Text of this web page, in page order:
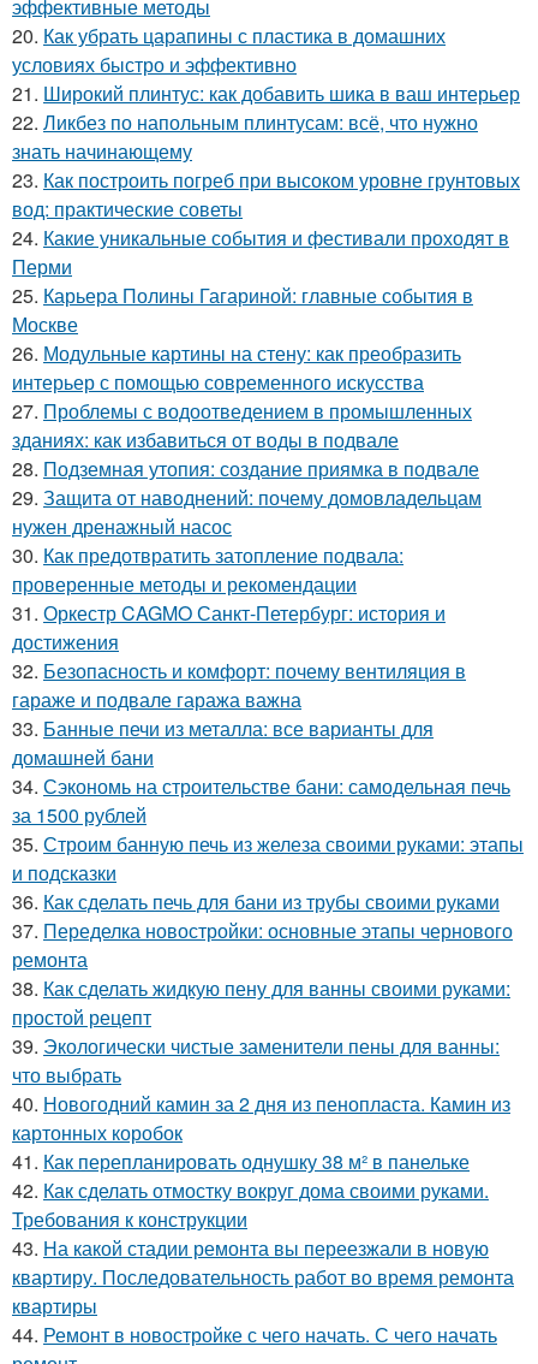
эффективные методы
20. Как убрать царапины с пластика в домашних
условиях быстро и эффективно
21. Широкий плинтус: как добавить шика в ваш интерьер
22. Ликбез по напольным плинтусам: всё, что нужно
знать начинающему
23. Как построить погреб при высоком уровне грунтовых
вод: практические советы
24. Какие уникальные события и фестивали проходят в
Перми
25. Карьера Полины Гагариной: главные события в
Москве
26. Модульные картины на стену: как преобразить
интерьер с помощью современного искусства
27. Проблемы с водоотведением в промышленных
зданиях: как избавиться от воды в подвале
28. Подземная утопия: создание приямка в подвале
29. Защита от наводнений: почему домовладельцам
нужен дренажный насос
30. Как предотвратить затопление подвала:
проверенные методы и рекомендации
31. Оркестр CAGMO Санкт-Петербург: история и
достижения
32. Безопасность и комфорт: почему вентиляция в
гараже и подвале гаража важна
33. Банные печи из металла: все варианты для
домашней бани
34. Сэкономь на строительстве бани: самодельная печь
за 1500 рублей
35. Строим банную печь из железа своими руками: этапы
и подсказки
36. Как сделать печь для бани из трубы своими руками
37. Переделка новостройки: основные этапы чернового
ремонта
38. Как сделать жидкую пену для ванны своими руками:
простой рецепт
39. Экологически чистые заменители пены для ванны:
что выбрать
40. Новогодний камин за 2 дня из пенопласта. Камин из
картонных коробок
41. Как перепланировать однушку 38 м² в панельке
42. Как сделать отмостку вокруг дома своими руками.
Требования к конструкции
43. На какой стадии ремонта вы переезжали в новую
квартиру. Последовательность работ во время ремонта
квартиры
44. Ремонт в новостройке с чего начать. С чего начать